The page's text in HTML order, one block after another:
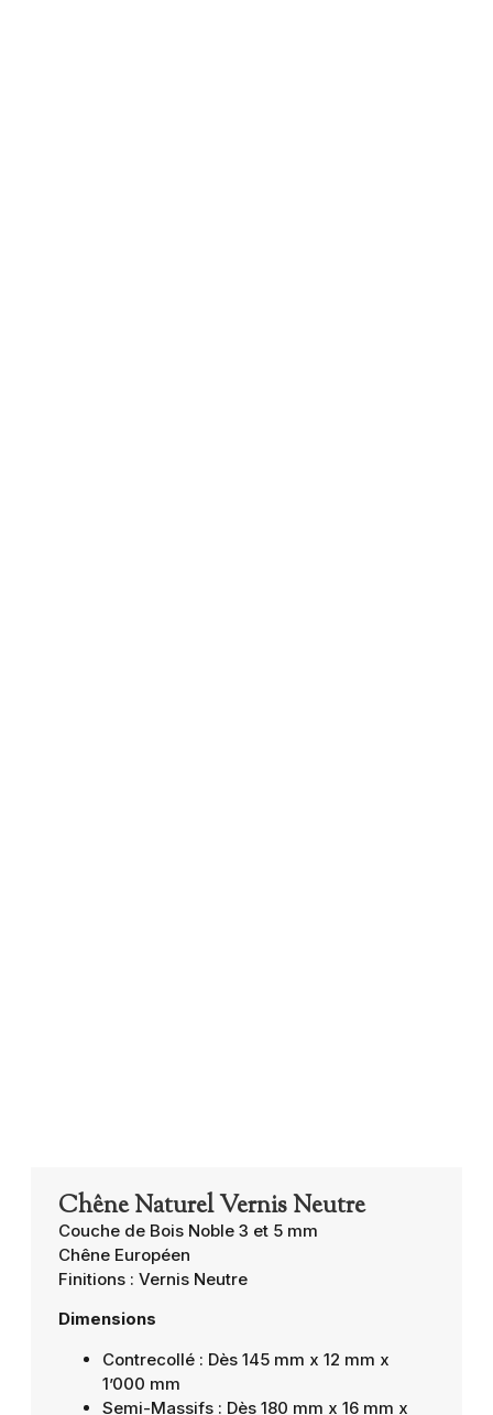
Chêne Naturel Vernis Neutre
Couche de Bois Noble 3 et 5 mm
Chêne Européen
Finitions : Vernis Neutre
Dimensions
Contrecollé : Dès 145 mm x 12 mm x
1’000 mm
Semi-Massifs : Dès 180 mm x 16 mm x